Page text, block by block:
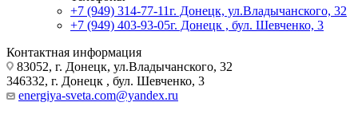
+7 (949) 314-77-11г. Донецк, ул.Владычанского, 32
+7 (949) 403-93-05г. Донецк , бул. Шевченко, 3
Контактная информация
83052, г. Донецк, ул.Владычанского, 32
346332, г. Донецк , бул. Шевченко, 3
energiya-sveta.com@yandex.ru